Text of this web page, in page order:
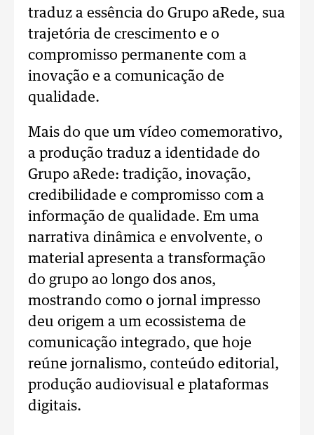
traduz a essência do Grupo aRede, sua
trajetória de crescimento e o
compromisso permanente com a
inovação e a comunicação de
qualidade.
Mais do que um vídeo comemorativo,
a produção traduz a identidade do
Grupo aRede: tradição, inovação,
credibilidade e compromisso com a
informação de qualidade. Em uma
narrativa dinâmica e envolvente, o
material apresenta a transformação
do grupo ao longo dos anos,
mostrando como o jornal impresso
deu origem a um ecossistema de
comunicação integrado, que hoje
reúne jornalismo, conteúdo editorial,
produção audiovisual e plataformas
digitais.